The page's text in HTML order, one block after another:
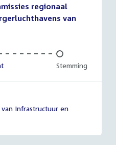
regionaal
van
Onvoltooid:
Stemming
Infrastructuur en